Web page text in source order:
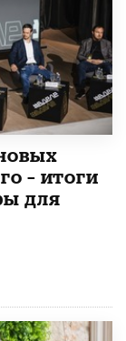
– итоги
для